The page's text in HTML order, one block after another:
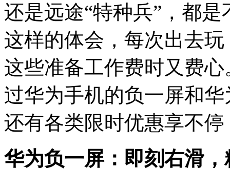
还是远途“特种兵”，都
这样的体会，每次出去
这些准备工作费时又费
过华为手机的负一屏和
还有各类限时优惠享不
华为负一屏：即刻右滑